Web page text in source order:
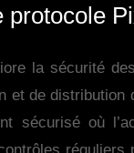
protocole
la sécurité
et de distribution
sécurisé où